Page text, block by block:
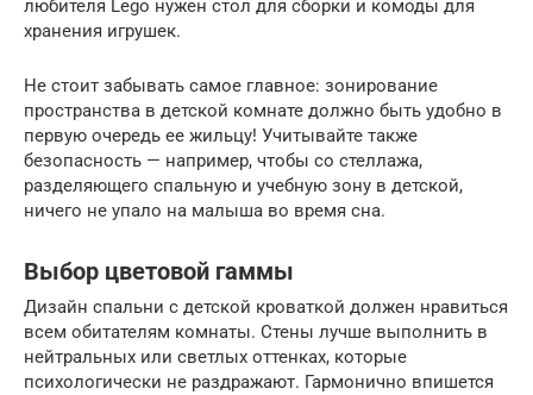
любителя Lego нужен стол для сборки и комоды для
хранения игрушек.
Не стоит забывать самое главное: зонирование
пространства в детской комнате должно быть удобно в
первую очередь ее жильцу! Учитывайте также
безопасность — например, чтобы со стеллажа,
разделяющего спальную и учебную зону в детской,
ничего не упало на малыша во время сна.
Выбор цветовой гаммы
Дизайн спальни с детской кроваткой должен нравиться
всем обитателям комнаты. Стены лучше выполнить в
нейтральных или светлых оттенках, которые
психологически не раздражают. Гармонично впишется